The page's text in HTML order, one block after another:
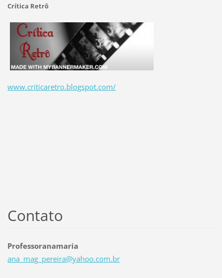
Crítica Retrô
www.criticaretro.blogspot.com/
Contato
Professoranamaria
ana_mag_ pereira@yahoo.com.br